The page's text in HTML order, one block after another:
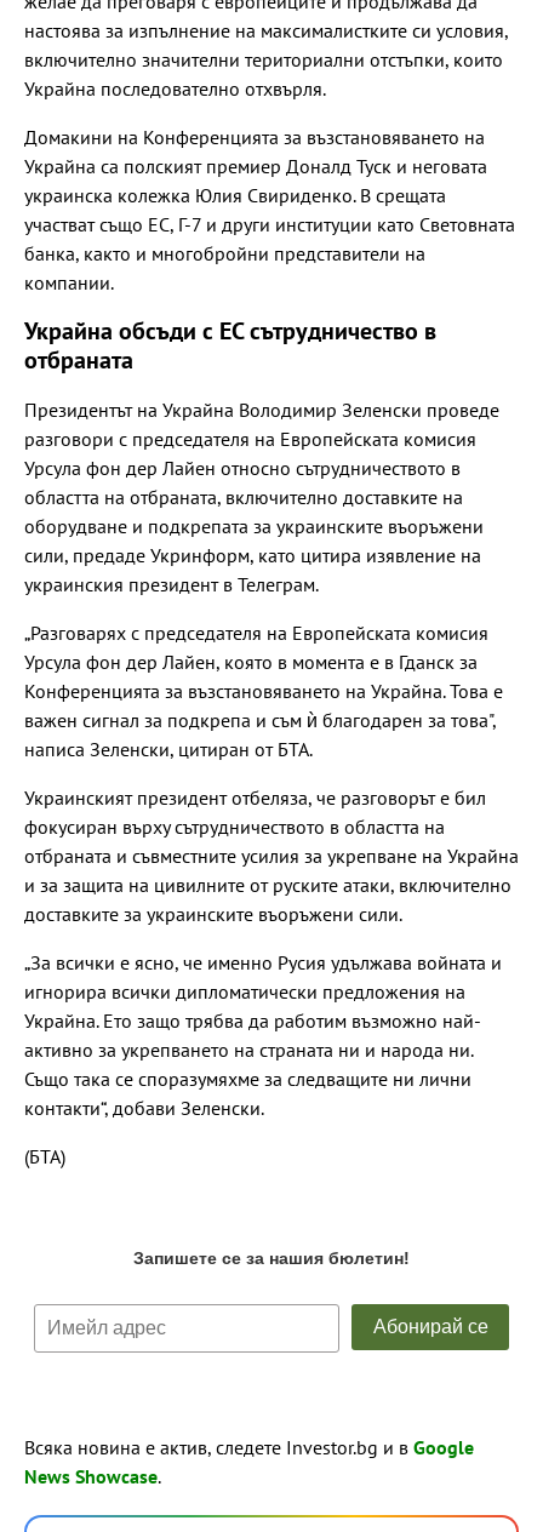
настоява за изпълнение на максималистките си условия,
включително значителни териториални отстъпки, които
Украйна последователно отхвърля.
Домакини на Конференцията за възстановяването на
Украйна са полският премиер Доналд Туск и неговата
украинска колежка Юлия Свириденко. В срещата
участват също ЕС, Г-7 и други институции като Световната
банка, както и многобройни представители на
компании.
Украйна обсъди с ЕС сътрудничество в
отбраната
Президентът на Украйна Володимир Зеленски проведе
разговори с председателя на Европейската комисия
Урсула фон дер Лайен относно сътрудничеството в
областта на отбраната, включително доставките на
оборудване и подкрепата за украинските въоръжени
сили, предаде Укринформ, като цитира изявление на
украинския президент в Телеграм.
„Разговарях с председателя на Европейската комисия
Урсула фон дер Лайен, която в момента е в Гданск за
Конференцията за възстановяването на Украйна. Това е
важен сигнал за подкрепа и съм ѝ благодарен за това",
написа Зеленски, цитиран от БТА.
Украинският президент отбеляза, че разговорът е бил
фокусиран върху сътрудничеството в областта на
отбраната и съвместните усилия за укрепване на Украйна
и за защита на цивилните от руските атаки, включително
доставките за украинските въоръжени сили.
„За всички е ясно, че именно Русия удължава войната и
игнорира всички дипломатически предложения на
Украйна. Ето защо трябва да работим възможно най-
активно за укрепването на страната ни и народа ни.
Също така се споразумяхме за следващите ни лични
контакти“, добави Зеленски.
(БТА)
Всяка новина е актив, следете Investor.bg и в Google
News Showcase.